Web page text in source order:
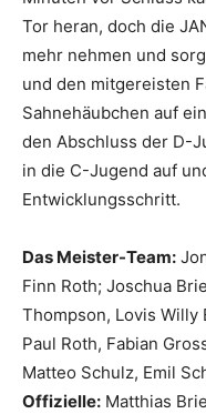
Tor heran, doch die
mehr nehmen und
und den mitgereisten
Sahnehäubchen auf
den Abschluss der D-
in die C-Jugend auf
Entwicklungsschritt.
Das Meister-Team:
Finn Roth; Joschua
Thompson, Lovis Willy
Paul Roth, Fabian
Matteo Schulz, Emil
Offizielle: Matthias